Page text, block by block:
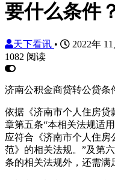
要什么条件
天下看讯 • 2022年
1082 阅读
济南公积金商贷转公贷条
依据《济南市个人住房贷
章第五条“本相关法规适
应符合《济南市个人住
范》的相关法规。”及第
条的相关法规外，还需满